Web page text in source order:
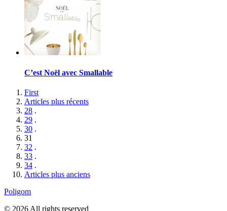
C’est Noël avec Smallable
First
Articles plus récents
28 .
29 .
30 .
31
32 .
33 .
34 .
Articles plus anciens
Poligom
© 2026 All rights reserved